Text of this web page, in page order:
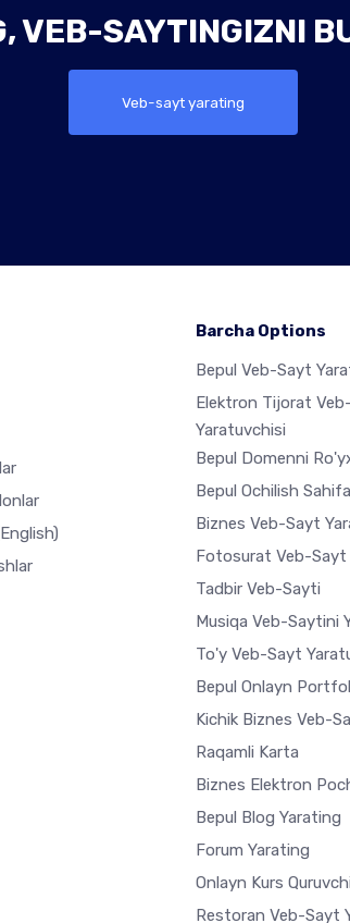
VEB-SAYTINGIZNI
Veb-sayt yarating
Barcha Options
Bepul Veb-Sayt
Elektron Tijorat
Yaratuvchisi
Bepul Domenni
Bepul Ochilish
Biznes Veb-Sayt
Fotosurat Veb-Sayt
Tadbir Veb-Sayti
Musiqa Veb-Saytini
To'y Veb-Sayt
Bepul Onlayn
Kichik Biznes Veb-
Raqamli Karta
Biznes Elektron
Bepul Blog Yarating
Forum Yarating
Onlayn Kurs Quruvchi
Restoran Veb-Sayt